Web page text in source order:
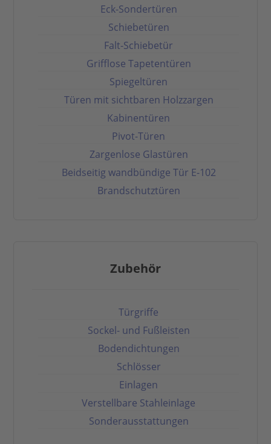
Eck-Sondertüren
Schiebetüren
Falt-Schiebetür
Grifflose Tapetentüren
Spiegeltüren
Türen mit sichtbaren Holzzargen
Kabinentüren
Pivot-Türen
Zargenlose Glastüren
Beidseitig wandbündige Tür E-102
Brandschutztüren
Zubehör
Türgriffe
Sockel- und Fußleisten
Bodendichtungen
Schlösser
Einlagen
Verstellbare Stahleinlage
Sonderausstattungen